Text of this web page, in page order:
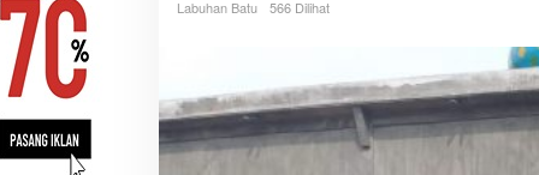
Labuhan Batu
566 Dilihat